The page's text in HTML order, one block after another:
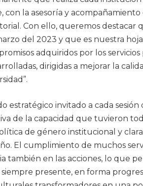
la asesoría y acompañamiento
Con ello, queremos destacar
del 2023 y que es nuestra
adquiridos por los servicios
dirigidas a mejorar la
estratégico invitado a cada sesión
de la capacidad que tuvieron
de género institucional y
El cumplimiento de muchos
también en las acciones, lo que
presente, en forma